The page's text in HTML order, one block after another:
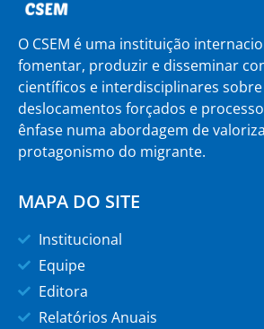
O CSEM é uma instituição
fomentar, produzir e disseminar
científicos e interdisciplinares
deslocamentos forçados e
ênfase numa abordagem de
protagonismo do migrante.
MAPA DO SITE
Institucional
Equipe
Editora
Relatórios Anuais